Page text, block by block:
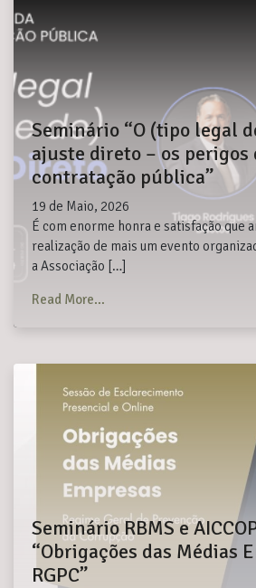
Seminário “O (tipo legal
ajuste direto – os perigos
contratação pública”
19 de Maio, 2026
É com enorme honra e satisfação que
realização de mais um evento
a Associação […]
Read More…
Seminário RBMS e
“Obrigações das Médias
RGPC”